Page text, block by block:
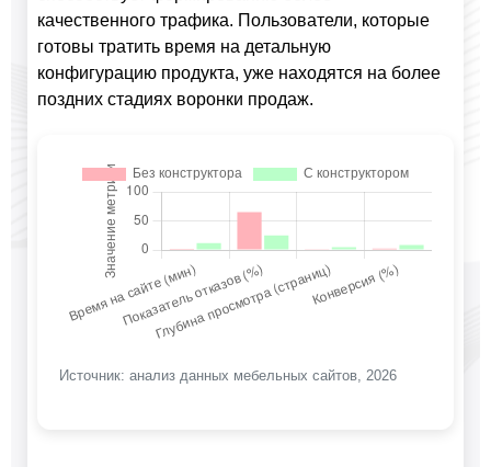
качественного трафика. Пользователи, которые
готовы тратить время на детальную
конфигурацию продукта, уже находятся на более
поздних стадиях воронки продаж.
Источник: анализ данных мебельных сайтов, 2026